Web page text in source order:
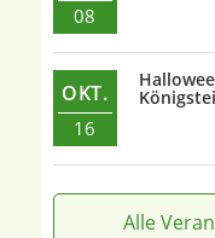
08
OKT.
16
Alle